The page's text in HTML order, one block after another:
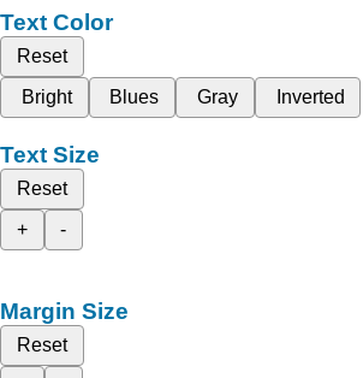
Text Color
Reset
Bright
Blues Gray Inverted
Text Size
Reset
+
-
Margin Size
Reset